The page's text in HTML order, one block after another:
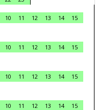
10 11 12 13 14
15
10 11 12 13 14
15
10 11 12 13 14
15
10 11 12 13 14
15